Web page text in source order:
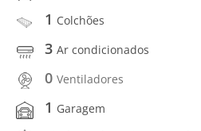
1 Colchões
3 Ar condicionados
0 Ventiladores
1 Garagem